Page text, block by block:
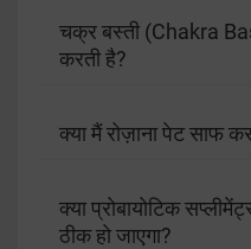
चक्र बस्ती (Chakra
करती है?
क्या मैं रोज़ाना पेट साफ
क्या प्रोबायोटिक
ठीक हो जाएगा?